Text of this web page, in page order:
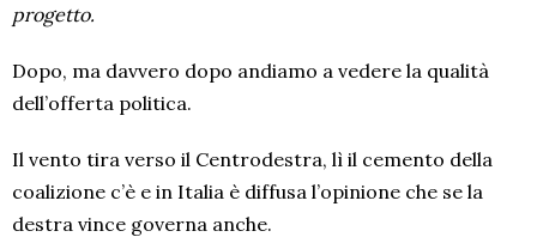
progetto.
Dopo, ma davvero dopo andiamo a vedere la qualità
dell’offerta politica.
Il vento tira verso il Centrodestra, lì il cemento della
coalizione c’è e in Italia è diffusa l’opinione che se la
destra vince governa anche.